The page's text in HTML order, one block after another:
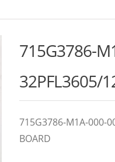
715G3786-
32PFL3605/
715G3786-M1A-000-
BOARD